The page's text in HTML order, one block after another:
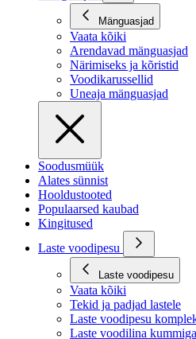
Mänguasjad
Vaata kõiki
Arendavad mänguasjad
Närimiseks ja kõristid
Voodikarussellid
Uneaja mänguasjad
Soodusmüük
Alates sünnist
Hooldustooted
Populaarsed kaubad
Kingitused
Laste voodipesu
Laste voodipesu
Vaata kõiki
Tekid ja padjad lastele
Laste voodipesu
Laste voodilina kummiga